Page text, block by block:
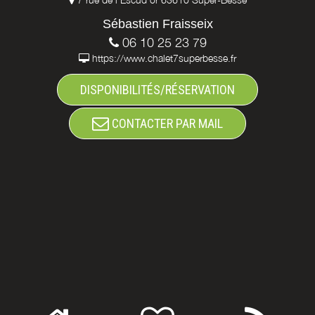
Sébastien Fraisseix
06 10 25 23 79
https://www.chalet7superbesse.fr
DISPONIBILITÉS/RÉSERVATION
CONTACTER PAR MAIL